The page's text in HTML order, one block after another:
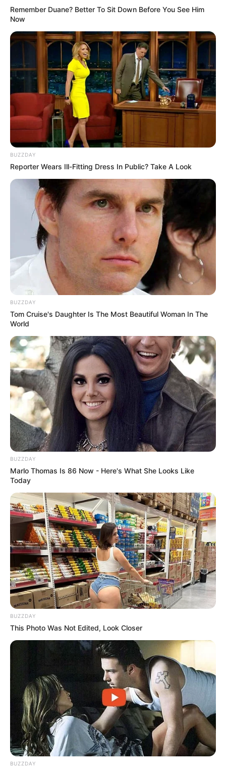
[crp]
1/2 taza salsa de tomate (tomato sauce)
3/4 taza pan rallado panko o avena en hojuelas
hierbas al gusto (tomillo, orégano, perejil, albahaca)
perejil (hojas) picadas al gusto
2 huevos batidos
sal y pimienta al gusto
Remember Duane? Better To Sit Down Before You See Him
Now
BUZZDAY
Reporter Wears Ill-Fitting Dress In Public? Take A Look
BUZZDAY
Tom Cruise's Daughter Is The Most Beautiful Woman In The
World
BUZZDAY
Marlo Thomas Is 86 Now - Here's What She Looks Like
Today
BUZZDAY
This Photo Was Not Edited, Look Closer
BUZZDAY